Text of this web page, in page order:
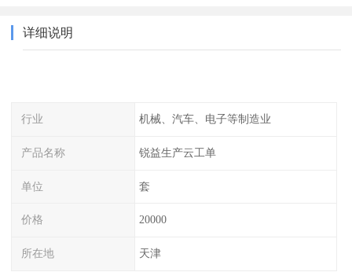
详细说明
行业 机械、汽车、电子等制造业
产品名称 锐益生产云工单
单位 套
价格 20000
所在地 天津